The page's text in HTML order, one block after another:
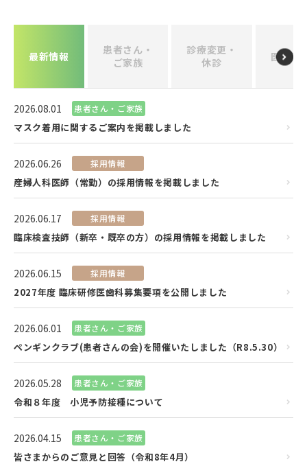
最新情報
患者さん・
ご家族
診療変更・
休診
医療関
2026.08.01 患者さん・ご家族
マスク着用に関するご案内を掲載しました
2026.06.26 採用情報
産婦人科医師（常勤）の採用情報を掲載しました
2026.06.17 採用情報
臨床検査技師（新卒・既卒の方）の採用情報を掲載しました
2026.06.15 採用情報
2027年度 臨床研修医歯科募集要項を公開しました
2026.06.01 患者さん・ご家族
ペンギンクラブ(患者さんの会)を開催いたしました（R8.5.30）
2026.05.28 患者さん・ご家族
令和８年度 小児予防接種について
2026.04.15 患者さん・ご家族
皆さまからのご意見と回答（令和8年4月）